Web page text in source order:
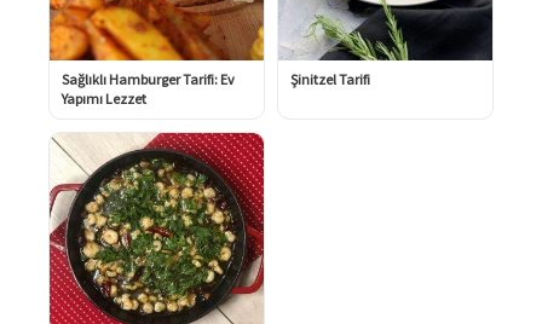
Sağlıklı Hamburger Tarifi: Ev
Yapımı Lezzet
Şinitzel Tarifi